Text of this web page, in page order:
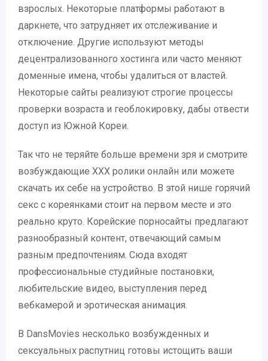
взрослых. Некоторые платформы работают в
даркнете, что затрудняет их отслеживание и
отключение. Другие используют методы
децентрализованного хостинга или часто меняют
доменные имена, чтобы удалиться от властей.
Некоторые сайты реализуют строгие процессы
проверки возраста и геоблокировку, дабы отвести
доступ из Южной Кореи.
Так что не теряйте больше времени зря и смотрите
возбуждающие ХХХ ролики онлайн или можете
скачать их себе на устройство. В этой нише горячий
секс с кореянками стоит на первом месте и это
реально круто. Корейские порносайты предлагают
разнообразный контент, отвечающий самым
разным предпочтениям. Сюда входят
профессиональные студийные постановки,
любительские видео, выступления перед
вебкамерой и эротическая анимация.
В DansMovies несколько возбужденных и
сексуальных распутниц готовы истощить ваши